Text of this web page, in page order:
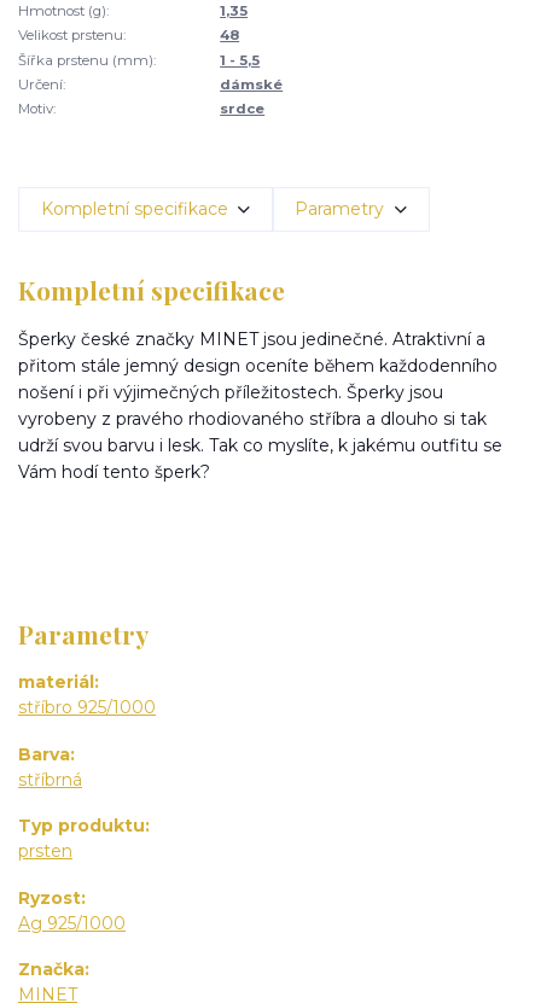
Hmotnost (g):
1,35
Velikost prstenu:
48
Šířka prstenu (mm):
1 - 5,5
Určení:
dámské
Motiv:
srdce
Kompletní specifikace Parametry
Kompletní specifikace
Šperky české značky MINET jsou jedinečné. Atraktivní a
přitom stále jemný design oceníte během každodenního
nošení i při výjimečných příležitostech. Šperky jsou
vyrobeny z pravého rhodiovaného stříbra a dlouho si tak
udrží svou barvu i lesk. Tak co myslíte, k jakému outfitu se
Vám hodí tento šperk?
Parametry
materiál
stříbro 925/1000
Barva
stříbrná
Typ produktu
prsten
Ryzost
Ag 925/1000
Značka
MINET